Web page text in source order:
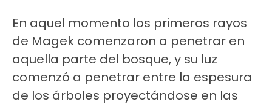
En aquel momento los primeros rayos
de Magek comenzaron a penetrar en
aquella parte del bosque, y su luz
comenzó a penetrar entre la espesura
de los árboles proyectándose en las